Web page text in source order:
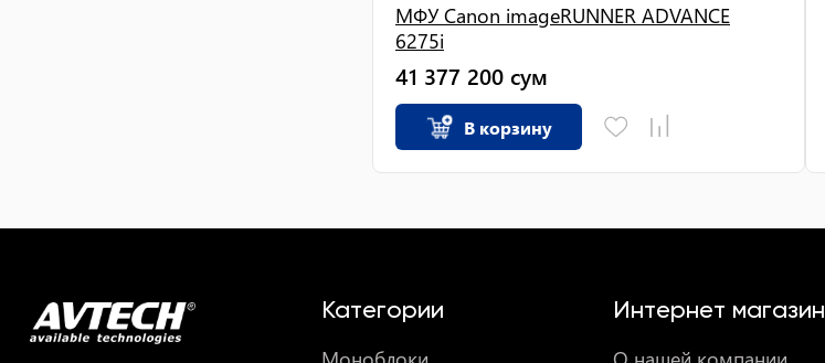
МФУ Canon imageRUNNER ADVANCE
6275i
41 377 200 сум
В корзину
Категории Интернет магазин